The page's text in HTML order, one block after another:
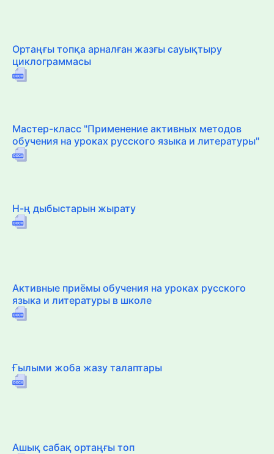
Ортаңғы топқа арналған жазғы сауықтыру
циклограммасы
Мастер-класс "Применение активных методов
обучения на уроках русского языка и литературы"
Н-ң дыбыстарын жырату
Активные приёмы обучения на уроках русского
языка и литературы в школе
Ғылыми жоба жазу талаптары
Ашық сабақ ортаңғы топ